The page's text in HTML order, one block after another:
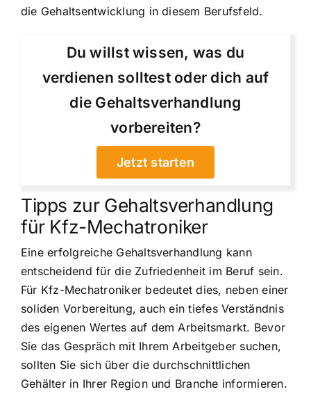
die Gehaltsentwicklung in diesem Berufsfeld.
Du willst wissen, was du
verdienen solltest oder dich auf
die Gehaltsverhandlung
vorbereiten?
Jetzt starten
Tipps zur Gehaltsverhandlung
für Kfz-Mechatroniker
Eine erfolgreiche Gehaltsverhandlung kann
entscheidend für die Zufriedenheit im Beruf sein.
Für Kfz-Mechatroniker bedeutet dies, neben einer
soliden Vorbereitung, auch ein tiefes Verständnis
des eigenen Wertes auf dem Arbeitsmarkt. Bevor
Sie das Gespräch mit Ihrem Arbeitgeber suchen,
sollten Sie sich über die durchschnittlichen
Gehälter in Ihrer Region und Branche informieren.